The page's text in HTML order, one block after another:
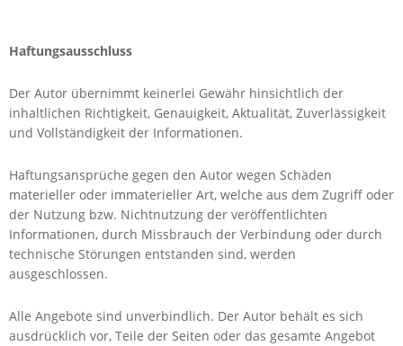
Haftungsausschluss
Der Autor übernimmt keinerlei Gewähr hinsichtlich der
inhaltlichen Richtigkeit, Genauigkeit, Aktualität, Zuverlässigkeit
und Vollständigkeit der Informationen.
Haftungsansprüche gegen den Autor wegen Schäden
materieller oder immaterieller Art, welche aus dem Zugriff oder
der Nutzung bzw. Nichtnutzung der veröffentlichten
Informationen, durch Missbrauch der Verbindung oder durch
technische Störungen entstanden sind, werden
ausgeschlossen.
Alle Angebote sind unverbindlich. Der Autor behält es sich
ausdrücklich vor, Teile der Seiten oder das gesamte Angebot